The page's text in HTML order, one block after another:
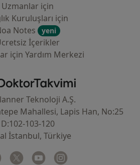
Uzmanlar için
Kuruluşları için
Notes
yeni
İçerikler
için Yardım Merkezi
DoktorTakvimi - Ana Sayfa
Teknoloji A.Ş.
Mahallesi, Lapis Han, No:25
D:102-103-120
İstanbul, Türkiye
Facebook
yeni bir sekmede açılır
Twitter
yeni bir sekmede açılır
Youtube
yeni bir sekmede açılır